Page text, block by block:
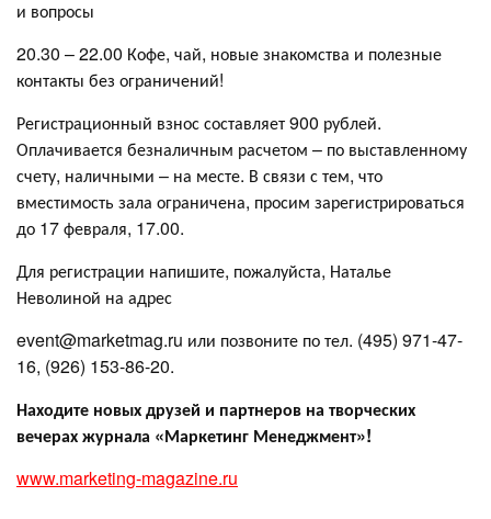
и вопросы
20.30 – 22.00 Кофе, чай, новые знакомства и полезные
контакты без ограничений!
Регистрационный взнос составляет 900 рублей.
Оплачивается безналичным расчетом – по выставленному
счету, наличными – на месте. В связи с тем, что
вместимость зала ограничена, просим зарегистрироваться
до 17 февраля, 17.00.
Для регистрации напишите, пожалуйста, Наталье
Неволиной на адрес
event@marketmag.ru или позвоните по тел. (495) 971-47-
16, (926) 153-86-20.
Находите новых друзей и партнеров на творческих
вечерах журнала «Маркетинг Менеджмент»!
www.marketing-magazine.ru